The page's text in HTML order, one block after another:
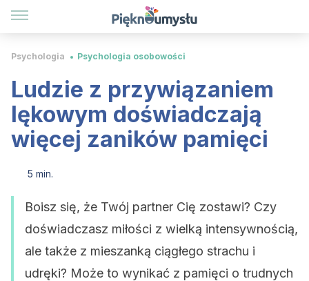
Psychologia Psychologia osobowości
Ludzie z przywiązaniem
lękowym doświadczają
więcej zaników pamięci
5 min.
Boisz się, że Twój partner Cię zostawi? Czy
doświadczasz miłości z wielką intensywnością,
ale także z mieszanką ciągłego strachu i
udręki? Może to wynikać z pamięci o trudnych